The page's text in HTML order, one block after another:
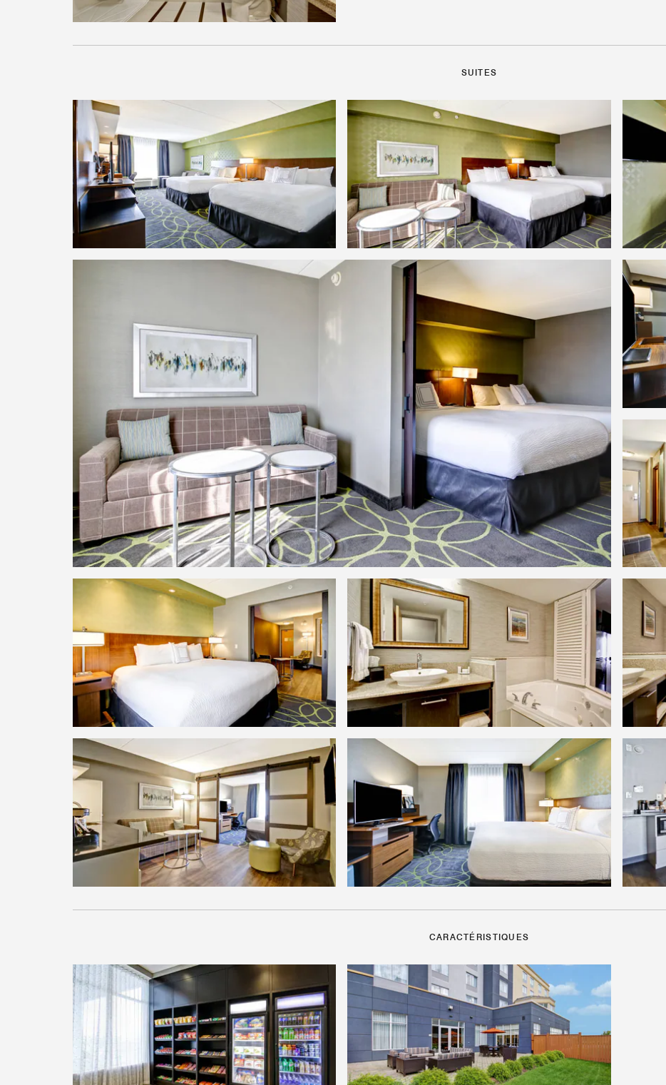
SUITES
CARACTÉRISTIQUES